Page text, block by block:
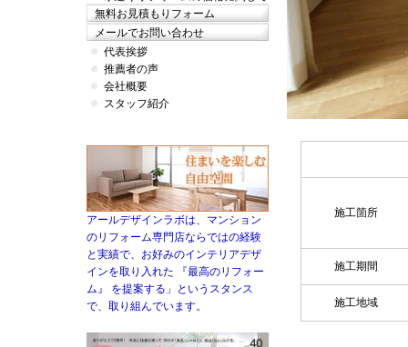
施工箇所
施工期間
施工地域
無料お見積もりフォーム
メールでお問い合わせ
代表挨拶
推薦者の声
会社概要
スタッフ紹介
アールデザインラボは、マンション
のリフォーム専門店ならではの経験
と実績で、お好みのインテリアデザ
インを取り入れた 『最高のリフォー
ム』 を提案する」というスタンス
で、取り組んでいます。